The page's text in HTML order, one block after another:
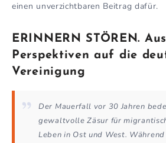
einen unverzichtbaren Beitrag dafür.
ERINNERN STÖREN.
Perspektiven auf die
Vereinigung
Der Mauerfall vor 30 Jahren
gewaltvolle Zäsur für
Leben in Ost und West.